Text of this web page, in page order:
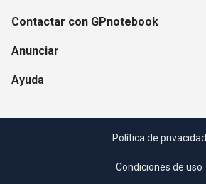
Contactar con GPnotebook
Anunciar
Ayuda
Política de privacidad
Condiciones de uso